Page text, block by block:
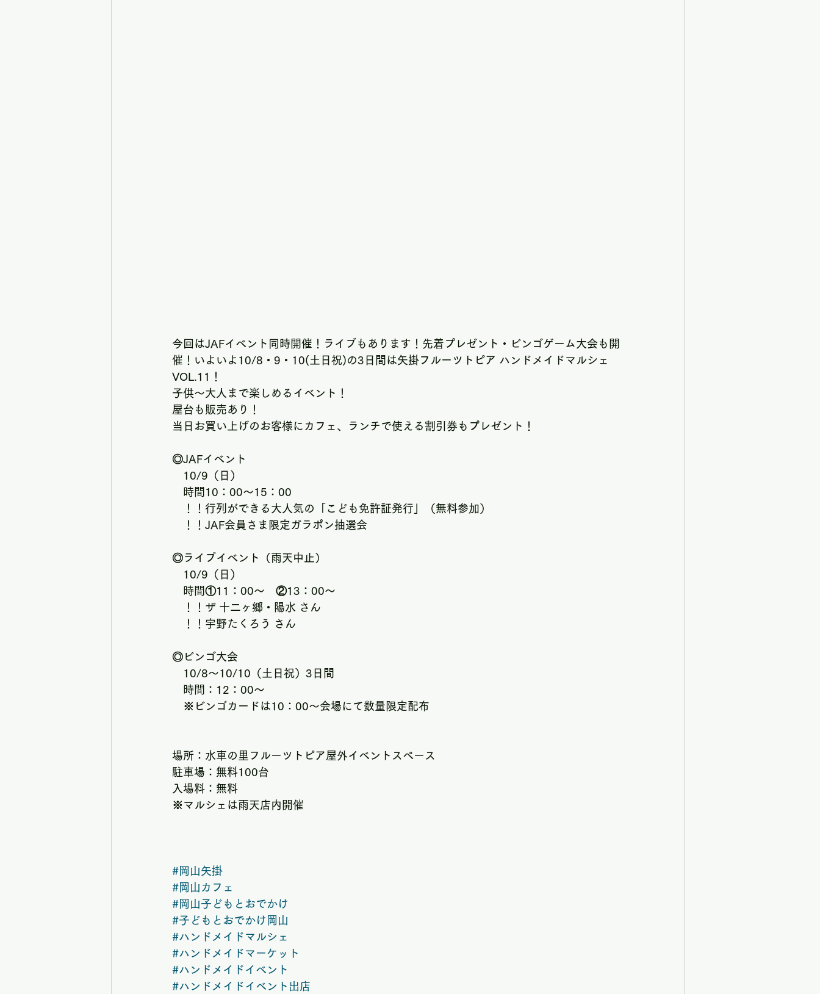
今回はJAFイベント同時開催！ライブもあります！先着プレゼント・ビンゴゲーム大会も開
催！いよいよ10/8・9・10(土日祝)の3日間は矢掛フルーツトピア ハンドメイドマルシェ
VOL.11！
子供～大人まで楽しめるイベント！
屋台も販売あり！
当日お買い上げのお客様にカフェ、ランチで使える割引券もプレゼント！
◎JAFイベント
10/9（日）
時間10：00～15：00
！！行列ができる大人気の「こども免許証発行」（無料参加）
！！JAF会員さま限定ガラポン抽選会
◎ライブイベント（雨天中止）
10/9（日）
時間①11：00～　②13：00～
！！ザ 十二ヶ郷・陽水 さん
！！宇野たくろう さん
◎ビンゴ大会
10/8～10/10（土日祝）3日間
時間：12：00～
※ビンゴカードは10：00～会場にて数量限定配布
場所：水車の里フルーツトピア屋外イベントスペース
駐車場：無料100台
入場料：無料
※マルシェは雨天店内開催
#岡山矢掛
#岡山カフェ
#岡山子どもとおでかけ
#子どもとおでかけ岡山
#ハンドメイドマルシェ
#ハンドメイドマーケット
#ハンドメイドイベント
#ハンドメイドイベント出店